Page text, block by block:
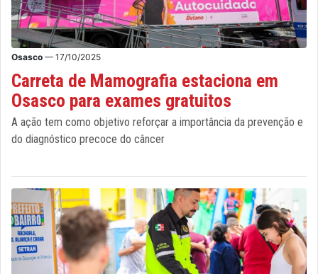
Osasco — 17/10/2025
Carreta de Mamografia estaciona em
Osasco para exames gratuitos
A ação tem como objetivo reforçar a importância da prevenção e
do diagnóstico precoce do câncer